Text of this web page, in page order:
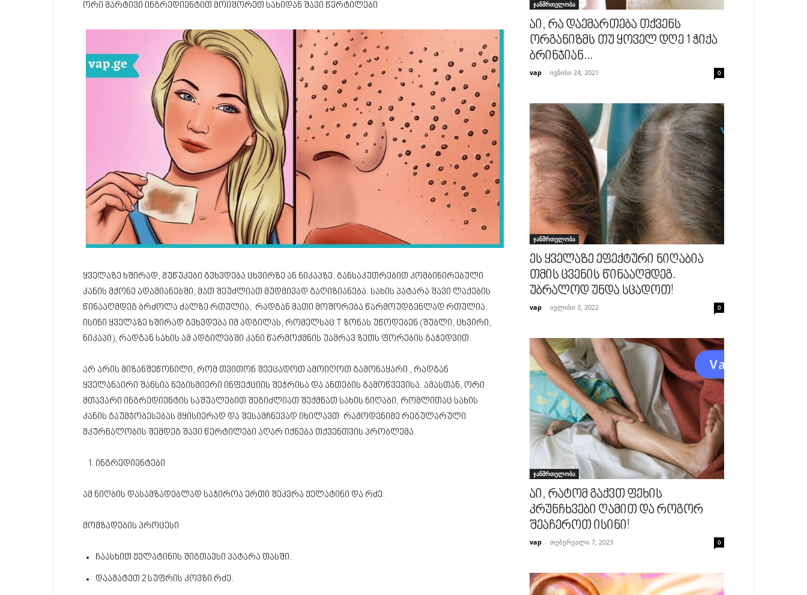
ორი მარტივი ინგრედიენტით მოიშორეთ სახიდან შავი წერტილები
ყველაზე ხშირად, მუწუკები გვხვდება ცხვირზე ან ნიკაპზე. განსაკუთრებით კომბინირებული
კანის მქონე ადამიანებში, მათ შეუძლიათ მუდმივად გაღიზიანება. სახის პატარა შავი ლაქების
წინააღმდეგ ბრძოლა ძალზე რთულია, რადგან მათი მოშორება წარმოუდგენლად რთულია.
ისინი ყველაზე ხშირად გვხვდება იმ ადგილას, რომელსაც T ზონას უწოდებენ (შუბლი, ცხვირი,
ნიკაპი), რადგან სახის ამ ადგილებში კანი წარმოქმნის უამრავ ზეთს ფორების გაჭედვით.
არ არის მიზანშეწონილი, რომ თვითონ შეეცადოთ ამოიღოთ გამონაყარი , რადგან
ყველანაირი შანსია ნებისმიერი ინფექციის შეჭრისა და ანთების გამოწვევისა. ამასთან, ორი
მთავარი ინგრედიენტის საშუალებით შეგიძლიათ შექმნათ სახის ნიღაბი, რომლითაც სახის
კანის გაუმჯობესებას მყისიერად და შესამჩნევად იხილავთ. რამოდენიმე რეგულარული
მკურნალობის შემდეგ შავი წერტილები აღარ იქნება თქვენთვის პრობლემა.
ინგრედიენტები
ამ ნიღბის დასამზადებლად საჭიროა ერთი შეკვრა ჟელატინი და რძე.
მომზადების პროცესი
ჩაასხით ჟელატინის შიგთავსი პატარა თასში.
დაამატეთ 2 სუფრის კოვზი რძე.
ჯანმრთელობა
აი, რა დაემართება თქვენს
ორგანიზმს თუ ყოველ დღე 1 ჭიქა
ბრინჯიან...
vap - ივნისი 24, 2021 0
ჯანმრთელობა
ეს ყველაზე ეფექტური ნიღაბია
თმის ცვენის წინააღმდეგ.
უბრალოდ უნდა სცადოთ!
vap - ივლისი 3, 2022 0
ჯანმრთელობა
აი, რატომ გაქვთ ფეხის
კრუნჩხვები ღამით და როგორ
შეაჩეროთ ისინი!
vap - თებერვალი 7, 2023 0